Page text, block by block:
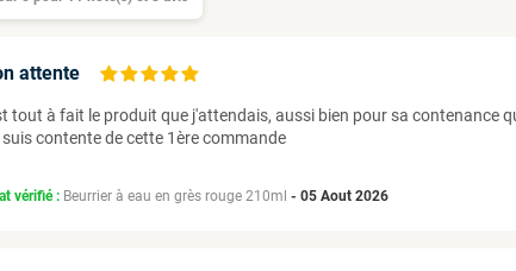
attente
tout à fait le produit que j'attendais, aussi bien pour sa contenance
contente de cette 1ère commande
vérifié : Beurrier à eau en grès rouge 210ml -05 Aout 2026